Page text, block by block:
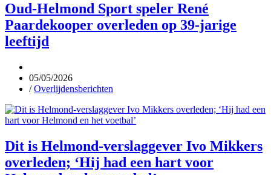
Oud-Helmond Sport speler René
Paardekooper overleden op 39-jarige
leeftijd
05/05/2026
/ Overlijdensberichten
Dit is Helmond-verslaggever Ivo Mikkers
overleden; ‘Hij had een hart voor